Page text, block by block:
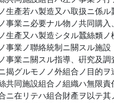
生產若ハ製造又ハ取扱ニ係
事業ニ必要ナル物ノ共同購
生產又ハ製造シタル蠶絲類ノ
事業ノ聯絡統制ニ關スル施設
事業ニ關スル指導、硏究及調
揭グルモノノ外組合ノ目的
共同施設組合ノ組織ハ無限
ニ在リテハ組合財產ヲ以テ